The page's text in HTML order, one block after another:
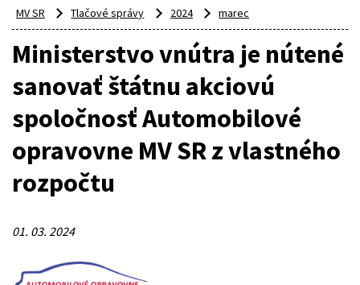
MV SR Tlačové správy 2024 marec
Ministerstvo vnútra je nútené
sanovať štátnu akciovú
spoločnosť Automobilové
opravovne MV SR z vlastného
rozpočtu
01. 03. 2024